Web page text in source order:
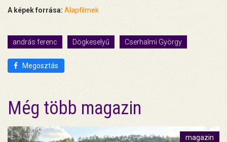
A képek forrása: Alapfilmek
andrás ferenc Dögkeselyű Cserhalmi György
Megosztás
Még több magazin
magazin